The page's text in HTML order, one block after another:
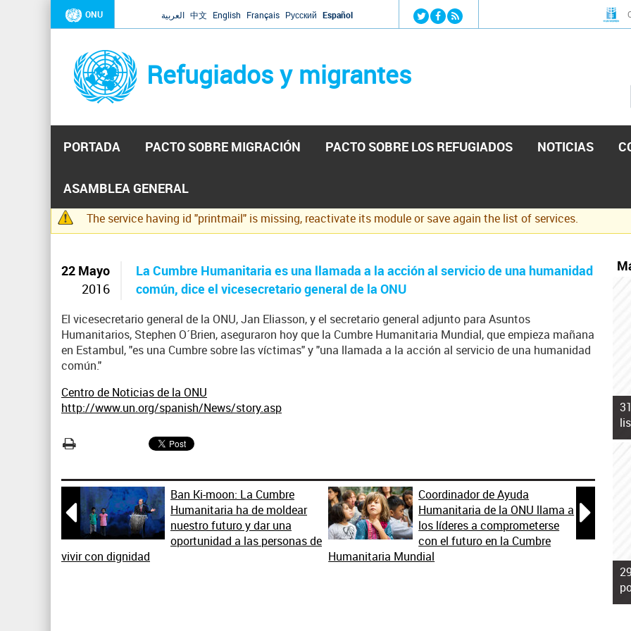
Jump to navigation
ONU العربية 中文 English Français Русский Español
Refugiados y migrantes
PORTADA PACTO SOBRE MIGRACIÓN PACTO SOBRE LOS REFUGIADOS NOTICIAS
ASAMBLEA GENERAL
Se
encuentra
usted
aquí
Mensaje
advertencia
The service having id "printmail" is missing, reactivate its module or save again the list of services.
22 Mayo
2016
La Cumbre Humanitaria es una llamada a la acción al servicio de una humanidad
común, dice el vicesecretario general de la ONU
El vicesecretario general de la ONU, Jan Eliasson, y el secretario general adjunto para Asuntos
Humanitarios, Stephen O´Brien, aseguraron hoy que la Cumbre Humanitaria Mundial, que empieza mañana
en Estambul, "es una Cumbre sobre las víctimas" y "una llamada a la acción al servicio de una humanidad
común."
Centro de Noticias de la ONU
http://www.un.org/spanish/News/story.asp

Ban Ki-moon: La Cumbre
Humanitaria ha de moldear
nuestro futuro y dar una
oportunidad a las personas de
vivir con dignidad

Coordinador de Ayuda
Humanitaria de la ONU llama a
los líderes a comprometerse
con el futuro en la Cumbre
Humanitaria Mundial